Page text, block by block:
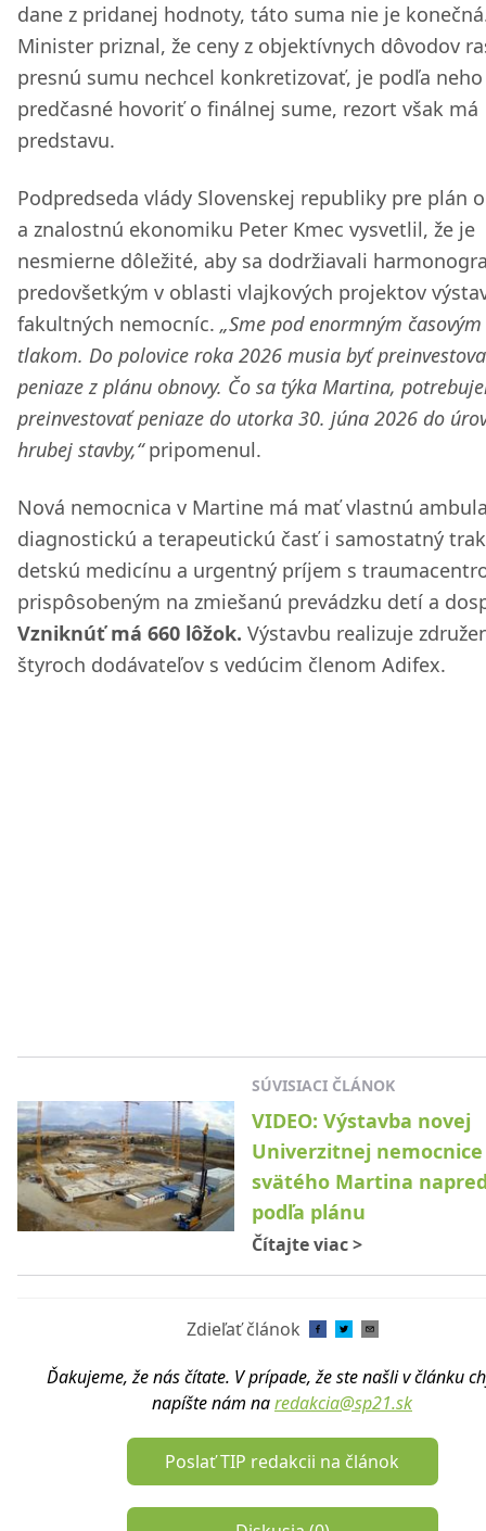
dane z pridanej hodnoty, táto suma nie je
Minister priznal, že ceny z objektívnych dôvodov
presnú sumu nechcel konkretizovať, je podľa neho
predčasné hovoriť o finálnej sume, rezort však má
predstavu.
Podpredseda vlády Slovenskej republiky pre plán
a znalostnú ekonomiku Peter Kmec vysvetlil, že je
nesmierne dôležité, aby sa dodržiavali
predovšetkým v oblasti vlajkových projektov
fakultných nemocníc. „Sme pod enormným časovým
tlakom. Do polovice roka 2026 musia byť
peniaze z plánu obnovy. Čo sa týka Martina,
preinvestovať peniaze do utorka 30. júna 2026 do
hrubej stavby,“pripomenul.
Nová nemocnica v Martine má mať vlastnú
diagnostickú a terapeutickú časť i samostatný
detskú medicínu a urgentný príjem s
prispôsobeným na zmiešanú prevádzku detí a
Vzniknúť má 660 lôžok. Výstavbu realizuje
štyroch dodávateľov s vedúcim členom Adifex.
SÚVISIACI ČLÁNOK
VIDEO: Výstavba novej
Univerzitnej nemocnice
svätého Martina
podľa plánu
Čítajte viac>
Zdieľať článok
Ďakujeme, že nás čítate. V prípade, že ste našli v článku
napíšte nám naredakcia@sp21.sk
Poslať TIP redakcii na článok